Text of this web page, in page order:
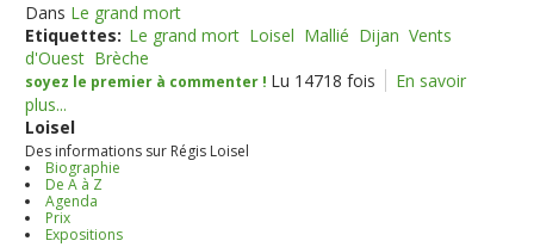
Dans Le grand mort
Etiquettes: Le grand mort Loisel Mallié Dijan Vents
d'Ouest Brèche
soyez le premier à commenter ! Lu 14718 fois
En savoir
plus...
Loisel
Des informations sur Régis Loisel
Biographie
De A à Z
Agenda
Prix
Expositions